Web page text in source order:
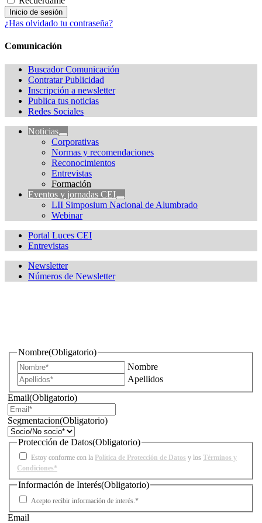
¿Has olvidado tu contraseña?
Comunicación
Buscador Comunicación
Contratar Publicidad
Inscripción a newsletter
Publica tus noticias
Redes Sociales
Noticias
Corporativas
Normas y recomendaciones
Reconocimientos
Entrevistas
Formación
Eventos y jornadas CEI
LII Simposium Nacional de Alumbrado
Webinar
Portal Luces CEI
Entrevistas
Newsletter
Números de Newsletter
Nombre(Obligatorio)
Nombre
Apellidos
Email(Obligatorio)
Segmentacion(Obligatorio)
Protección de Datos(Obligatorio)
Estoy conforme con la Política de Protección de Datos y los Términos y
Condiciones*
Información de Interés(Obligatorio)
Acepto recibir información de interés.*
Email